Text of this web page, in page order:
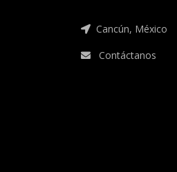
Cancún, México
Contáctanos